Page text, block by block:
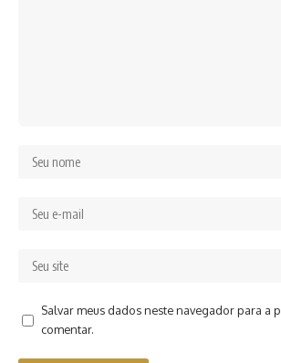
Salvar meus dados neste navegador para a
comentar.